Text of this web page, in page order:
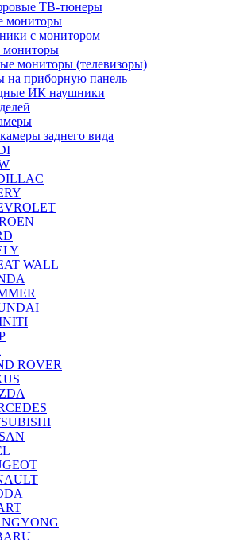
ТВ-тюнеры
мониторы
с монитором
мониторы
мониторы (телевизоры)
на приборную панель
ИК наушники
заднего вида
WALL
ROVER